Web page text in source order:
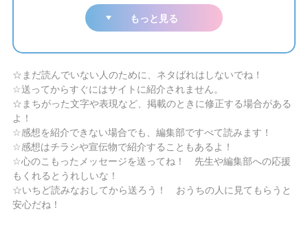
もっと見る
☆まだ読んでいない人のために、ネタばれはしないでね！
☆送ってからすぐにはサイトに紹介されません。
☆まちがった文字や表現など、掲載のときに修正する場合がある
よ！
☆感想を紹介できない場合でも、編集部ですべて読みます！
☆感想はチラシや宣伝物で紹介することもあるよ！
☆心のこもったメッセージを送ってね！ 先生や編集部への応援
もくれるとうれしいな！
☆いちど読みなおしてから送ろう！ おうちの人に見てもらうと
安心だね！